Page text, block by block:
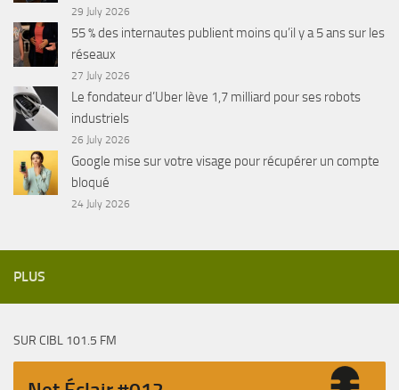
29 July 2026
55 % des internautes publient moins qu’il y a 5 ans sur les
réseaux
27 July 2026
Le fondateur d’Uber lève 1,7 milliard pour ses robots
industriels
26 July 2026
Google mise sur votre visage pour récupérer un compte
bloqué
24 July 2026
PLUS
SUR CIBL 101.5 FM